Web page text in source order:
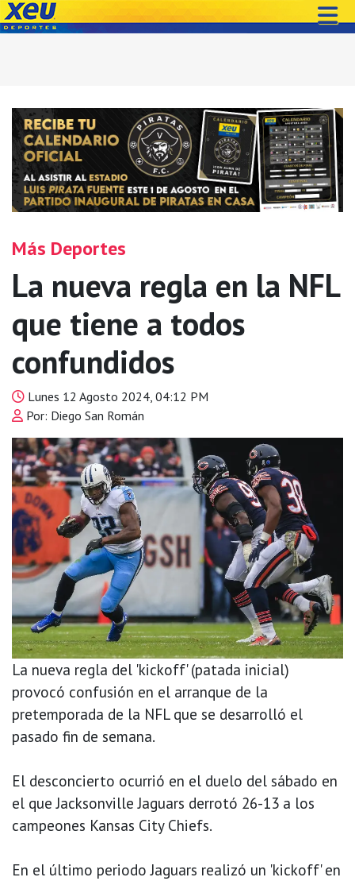
Más Deportes
La nueva regla en la NFL
que tiene a todos
confundidos
Lunes 12 Agosto 2024, 04:12 PM
Por: Diego San Román
La nueva regla del 'kickoff' (patada inicial)
provocó confusión en el arranque de la
pretemporada de la NFL que se desarrolló el
pasado fin de semana.
El desconcierto ocurrió en el duelo del sábado en
el que Jacksonville Jaguars derrotó 26-13 a los
campeones Kansas City Chiefs.
En el último periodo Jaguars realizó un 'kickoff' en